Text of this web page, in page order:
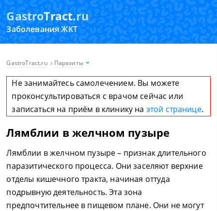
GastroTract.ru
Заболевания ЖКТ
GastroTract.ru Паразиты
Не занимайтесь самолечением. Вы можете
проконсультироваться с врачом сейчас или
записаться на приём в клинику на этой странице.
Лямблии в желчном пузыре
Лямблии в желчном пузыре – признак длительного
паразитического процесса. Они заселяют верхние
отделы кишечного тракта, начиная оттуда
подрывную деятельность. Эта зона
предпочтительнее в пищевом плане. Они не могут